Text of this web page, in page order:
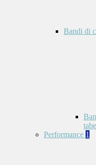
Bandi di
Performance 1